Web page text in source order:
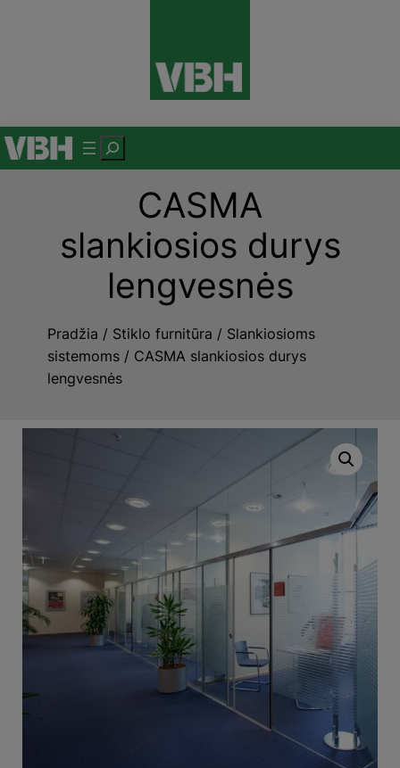
P
a
š
CASMA
slankiosios durys
lengvesnės
Pradžia / Stiklo furnitūra / Slankiosioms
sistemoms / CASMA slankiosios durys
lengvesnės